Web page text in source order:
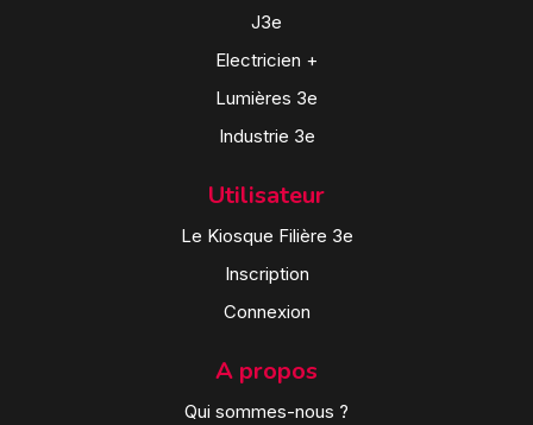
J3e
Electricien +
Lumières 3e
Industrie 3e
Utilisateur
Le Kiosque Filière 3e
Inscription
Connexion
A propos
Qui sommes-nous ?